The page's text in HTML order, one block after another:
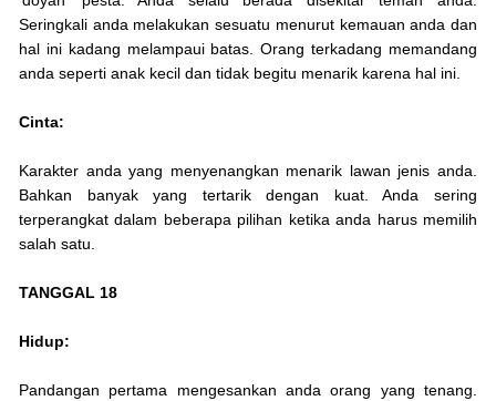
Seringkali anda melakukan sesuatu menurut kemauan anda dan
hal ini kadang melampaui batas. Orang terkadang memandang
anda seperti anak kecil dan tidak begitu menarik karena hal ini.
Cinta:
Karakter anda yang menyenangkan menarik lawan jenis anda.
Bahkan banyak yang tertarik dengan kuat. Anda sering
terperangkat dalam beberapa pilihan ketika anda harus memilih
salah satu.
TANGGAL 18
Hidup:
Pandangan pertama mengesankan anda orang yang tenang.